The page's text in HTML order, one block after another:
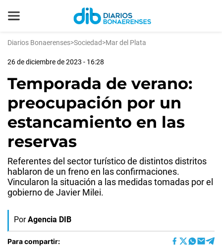
Diarios Bonaerenses>Sociedad>Mar del Plata
26 de diciembre de 2023 - 16:28
Temporada de verano:
preocupación por un
estancamiento en las
reservas
Referentes del sector turístico de distintos distritos
hablaron de un freno en las confirmaciones.
Vincularon la situación a las medidas tomadas por el
gobierno de Javier Milei.
Por Agencia DIB
Para compartir: